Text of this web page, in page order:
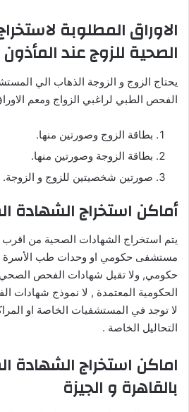
الاوراق المطلوبة
الصحية للزوج عند
يحتاج الزوج و الزوجة الذهاب الي
الفحص الطبي لراغبي الزواج ومعم
بطاقة الزوج وصورتين منها.
بطاقة الزوجة وصورتين منها.
صورتين شخصيتين للزوج و الزوجة.
أماكن استخراج الشهادة
يتم استخراج الشهادات الصحية من
مستشفى حكومي او وحدات طب
حكومي, ولا تقبل شهادات الفحص
الحكومية المعتمدة , لا نموذج شهادات
لا توجد في المستشفيات الخاصة او
التحاليل الخاصة .
اماكن استخراج الشهادة
بالقاهرة و الجيزة